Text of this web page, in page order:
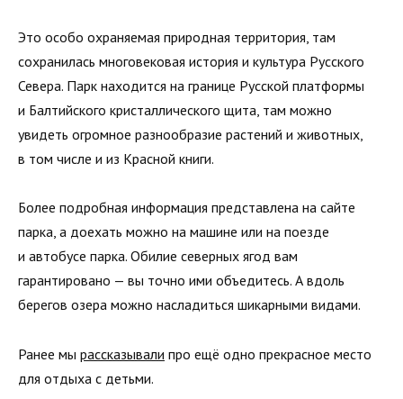
Это особо охраняемая природная территория, там
сохранилась многовековая история и культура Русского
Севера. Парк находится на границе Русской платформы
и Балтийского кристаллического щита, там можно
увидеть огромное разнообразие растений и животных,
в том числе и из Красной книги.
Более подробная информация представлена на сайте
парка, а доехать можно на машине или на поезде
и автобусе парка. Обилие северных ягод вам
гарантировано — вы точно ими объедитесь. А вдоль
берегов озера можно насладиться шикарными видами.
Ранее мы рассказывали про ещё одно прекрасное место
для отдыха с детьми.